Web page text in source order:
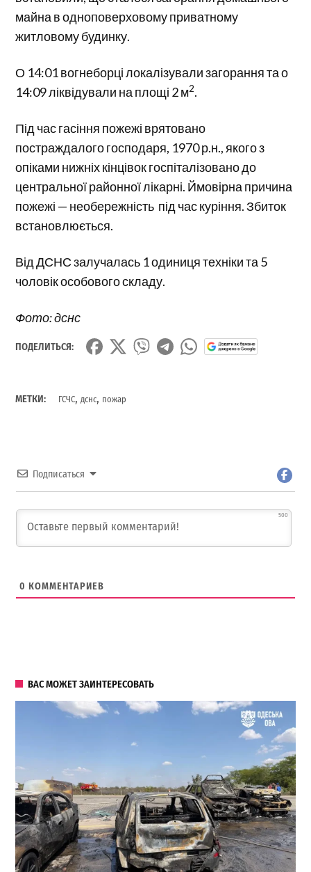
майна в одноповерховому приватному
житловому будинку.
О 14:01 вогнеборці локалізували загорання та о
14:09 ліквідували на площі 2 м2.
Під час гасіння пожежі врятовано
постраждалого господаря, 1970 р.н., якого з
опіками нижніх кінцівок госпіталізовано до
центральної районної лікарні. Ймовірна причина
пожежі — необережність під час куріння. Збиток
встановлюється.
Від ДСНС залучалась 1 одиниця техніки та 5
чоловік особового складу.
Фото: дснс
ПОДЕЛИТЬСЯ:
МЕТКИ: ГСЧС,дснс, пожар
Подписаться
500
0 КОММЕНТАРИЕВ
ВАС МОЖЕТ ЗАИНТЕРЕСОВАТЬ